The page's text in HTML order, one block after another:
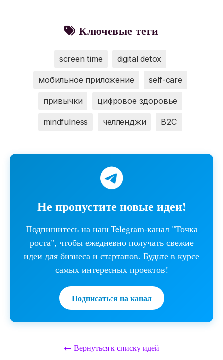
Ключевые теги
screen time digital detox
мобильное приложение self-care
привычки цифровое здоровье
mindfulness челленджи B2C
Не пропустите новые идеи!
Подпишитесь на наш Telegram-канал "Точка
роста", чтобы ежедневно получать свежие
идеи для бизнеса и стартапов. Будьте в курсе
самых интересных проектов!
Подписаться на канал
← Вернуться к списку идей